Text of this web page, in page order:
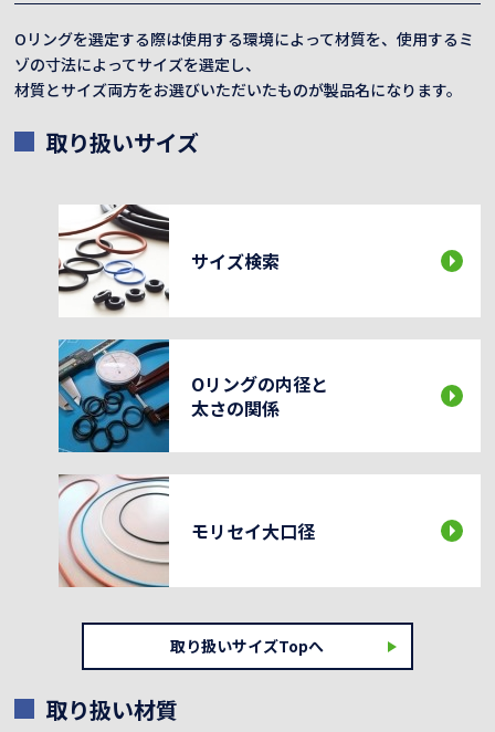
Oリングを選定する際は使用する環境によって材質を、使用するミ
ゾの寸法によってサイズを選定し、
材質とサイズ両方をお選びいただいたものが製品名になります。
取り扱いサイズ
サイズ検索
Oリングの内径と
太さの関係
モリセイ大口径
取り扱いサイズTopへ
取り扱い材質